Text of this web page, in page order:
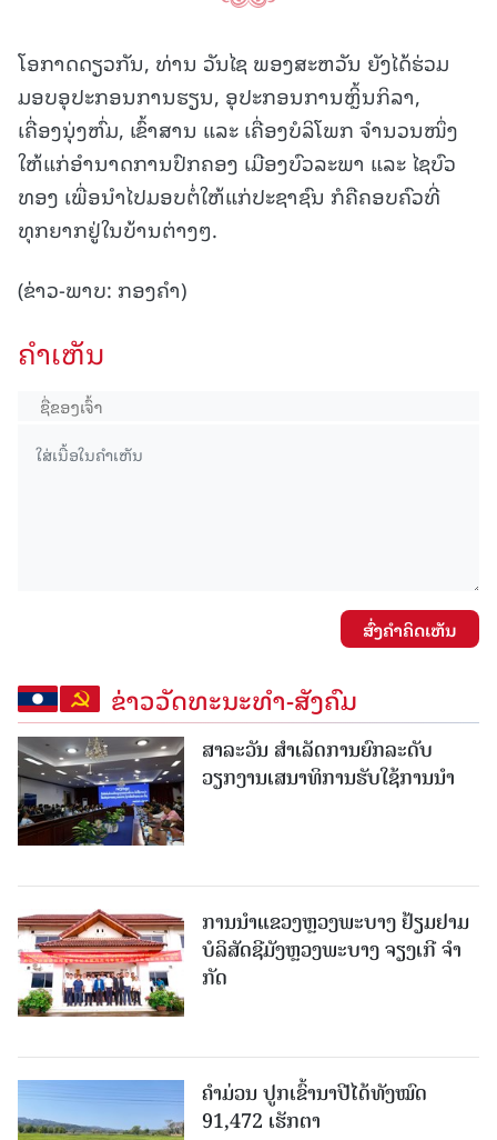
ໂອກາດດຽວກັນ, ທ່ານ ວັນໄຊ ພອງສະຫວັນ ຍັງໄດ້ຮ່ວມ
ມອບອຸປະກອນການຮຽນ, ອຸປະກອນການຫຼິ້ນກິລາ,
ເຄື່ອງນຸ່ງຫົ່ມ, ເຂົ້າສານ ແລະ ເຄື່ອງບໍລິໂພກ ຈໍານວນໜຶ່ງ
ໃຫ້ແກ່ອຳນາດການປົກຄອງ ເມືອງບົວລະພາ ແລະ ໄຊບົວ
ທອງ ເພື່ອນໍາໄປມອບຕໍ່ໃຫ້ແກ່ປະຊາຊົນ ກໍຄືຄອບຄົວທີ່
ທຸກຍາກຢູ່ໃນບ້ານຕ່າງໆ.
(ຂ່າວ-ພາບ: ກອງຄໍາ)
ຄໍາເຫັນ
ສົ່ງຄໍາຄິດເຫັນ
ຂ່າວວັດທະນະທຳ-ສັງຄົມ
ສາລະວັນ ສໍາເລັດການຍົກລະດັບ
ວຽກງານເສນາທິການຮັບໃຊ້ການນໍາ
ການນຳແຂວງຫຼວງພະບາງ ຢ້ຽມ​ຢາມ
ບໍ​ລິ​ສັດຊີມັງຫຼວງພະບາງ ຈຽງເກີ ຈໍາ
ກັດ
ຄໍາມ່ວນ ປູກເຂົ້ານາປີໄດ້ທັງໝົດ
91,472 ເຮັກຕາ